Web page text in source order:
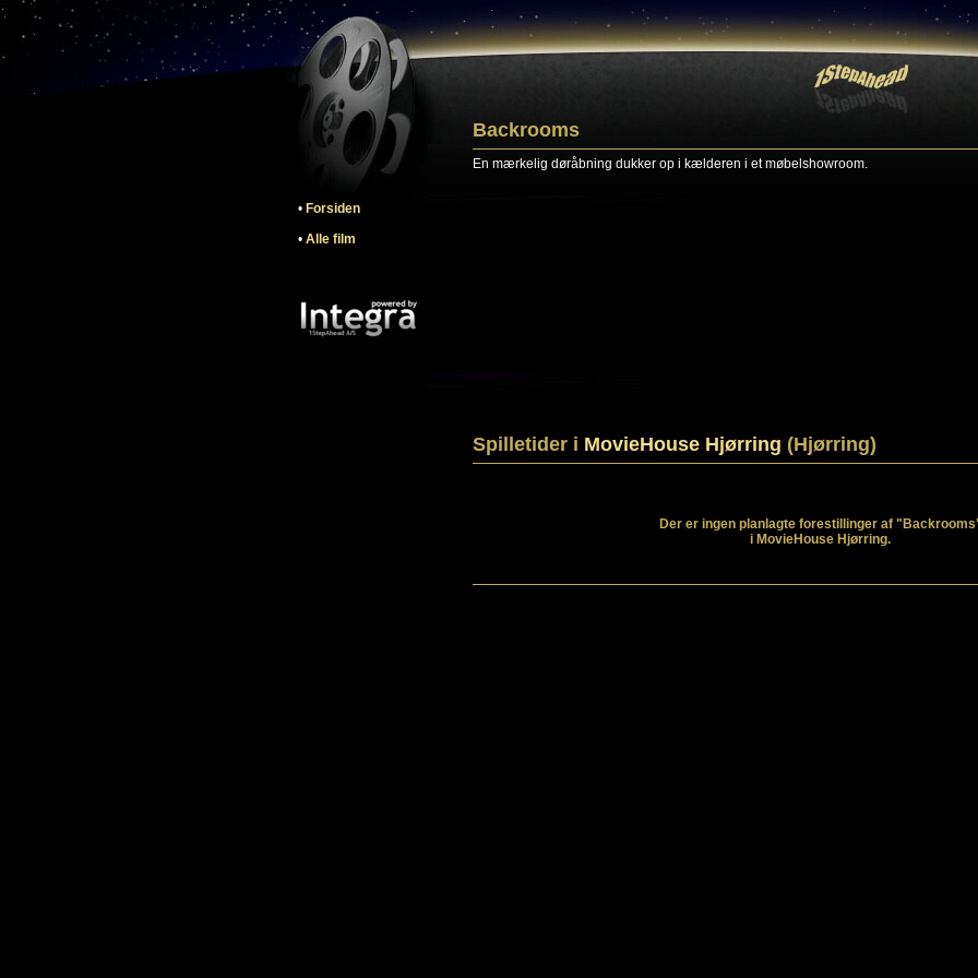
• Forsiden
• Alle film
Backrooms
En mærkelig døråbning dukker op i kælderen i et møbelshowroom.
Spilletider i MovieHouse Hjørring (Hjørring)
Der er ingen planlagte forestillinger af
i MovieHouse Hjørring.